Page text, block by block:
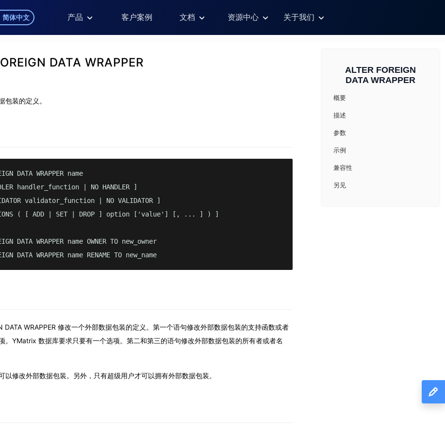
简体中文 产品 客户案例 文档 资源中心 关于我们
DATA WRAPPER
包装的定义。
DATA WRAPPER name
handler_function | NO HANDLER ]
validator_function | NO VALIDATOR ]
( [ ADD | SET | DROP ] option ['value'] [, ... ] ) ]
DATA WRAPPER name OWNER TO new_owner
DATA WRAPPER name RENAME TO new_name
DATA WRAPPER 修改一个外部数据包装的定义。第一个语句修改外部数据包装的支持函数或者
。YMatrix 数据库要求只要有一个选项。第二和第三的语句修改外部数据包装的所有者或者名
以修改外部数据包装。另外，只有超级用户才可以拥有外部数据包装。
ALTER FOREIGN
DATA WRAPPER
概要
描述
参数
示例
兼容性
另见